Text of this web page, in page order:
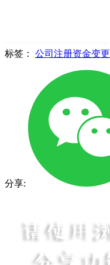
标签： 公司注册资金变更
分享: